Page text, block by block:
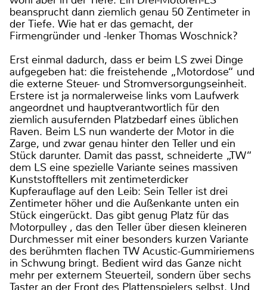
beansprucht dann ziemlich genau 50 Zentimeter in
der Tiefe. Wie hat er das gemacht, der
Firmengründer und -lenker Thomas Woschnick?
Erst einmal dadurch, dass er beim LS zwei Dinge
aufgegeben hat: die freistehende „Motordose“ und
die externe Steuer- und Stromversorgungseinheit.
Erstere ist ja normalerweise links vom Laufwerk
angeordnet und hauptverantwortlich für den
ziemlich ausufernden Platzbedarf eines üblichen
Raven. Beim LS nun wanderte der Motor in die
Zarge, und zwar genau hinter den Teller und ein
Stück darunter. Damit das passt, schneiderte „TW“
dem LS eine spezielle Variante seines massiven
Kunststofftellers mit zentimeterdicker
Kupferauflage auf den Leib: Sein Teller ist drei
Zentimeter höher und die Außenkante unten ein
Stück eingerückt. Das gibt genug Platz für das
Motorpulley , das den Teller über diesen kleineren
Durchmesser mit einer besonders kurzen Variante
des berühmten flachen TW Acustic-Gummiriemens
in Schwung bringt. Bedient wird das Ganze nicht
mehr per externem Steuerteil, sondern über sechs
Taster an der Front des Plattenspielers selbst. Und